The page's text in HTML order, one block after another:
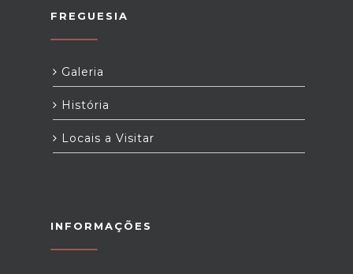
FREGUESIA
Galeria
História
Locais a Visitar
INFORMAÇÕES